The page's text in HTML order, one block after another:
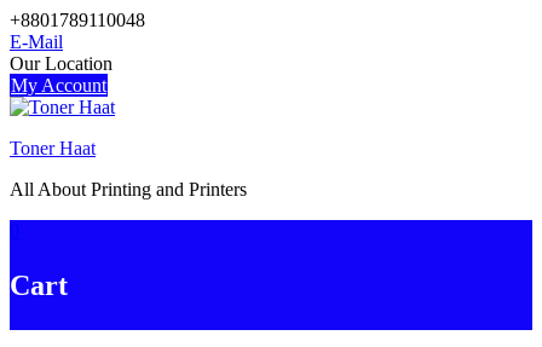
Skip
to
content
+8801789110048
E-Mail
Our Location
My Account
Toner Haat
All About Printing and Printers
Cart